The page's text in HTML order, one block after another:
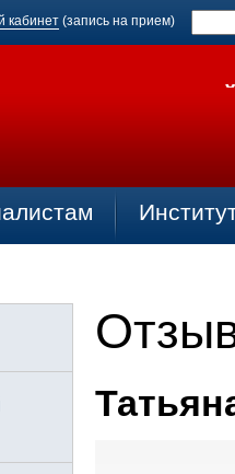
кабинет (запись на прием)